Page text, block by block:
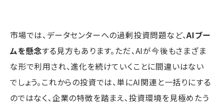
市場では、データセンターへの過剰投資問題など、AIブー
ムを懸念する見方もあります。ただ、AIが今後もさまざま
な形で利用され、進化を続けていくことに間違いはない
でしょう。これからの投資では、単にAI関連と一括りにする
のではなく、企業の特徴を踏まえ、投資環境を見極めたう